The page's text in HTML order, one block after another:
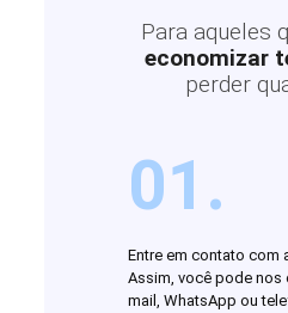
Para aqueles
economizar
perder
01.
Entre em contato com
Assim, você pode nos
mail, WhatsApp ou